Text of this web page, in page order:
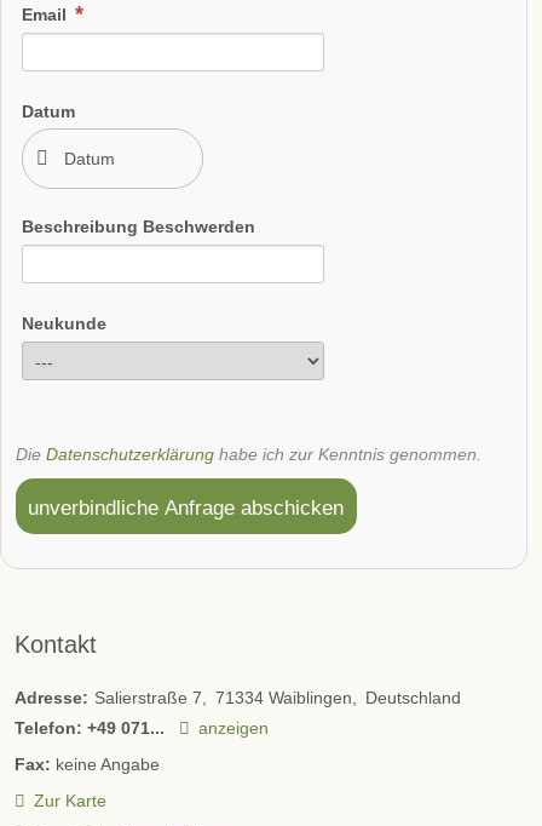
Email
Datum
Beschreibung Beschwerden
Neukunde
Die Datenschutzerklärung habe ich zur Kenntnis genommen.
unverbindliche Anfrage abschicken
Kontakt
Adresse: Salierstraße 7 71334 Waiblingen
Deutschland
Telefon: +49 071...
anzeigen
Fax: keine Angabe
Zur Karte